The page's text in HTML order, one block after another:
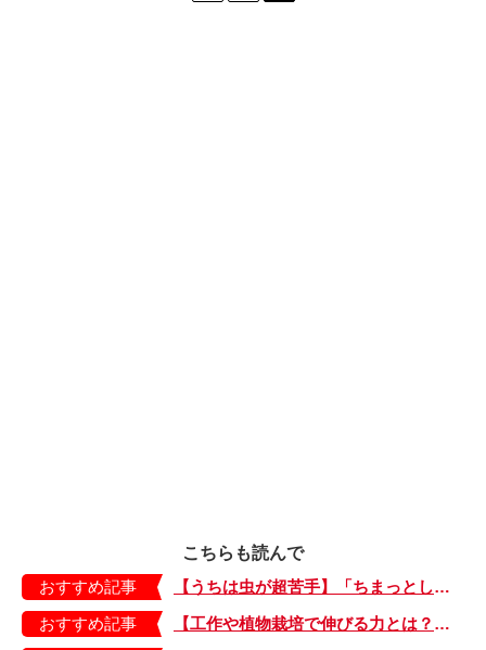
こちらも読んで
おすすめ記事
【うちは虫が超苦手】「ちまっとした虫にも大騒ぎ！」「可愛い系の虫……でも逃げる！」教えて！ みんなの虫ギライエピソード
おすすめ記事
【工作や植物栽培で伸びる力とは？】「非認知能力」を養う、おうちで楽しむ創作あそび・おうちあそび図鑑5